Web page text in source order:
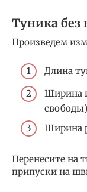
Туника без
Произведем
Длина
Ширина
Ширина
Перенесите на
припуски на